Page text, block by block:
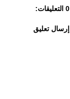
0 التعليقات:
إرسال تعليق